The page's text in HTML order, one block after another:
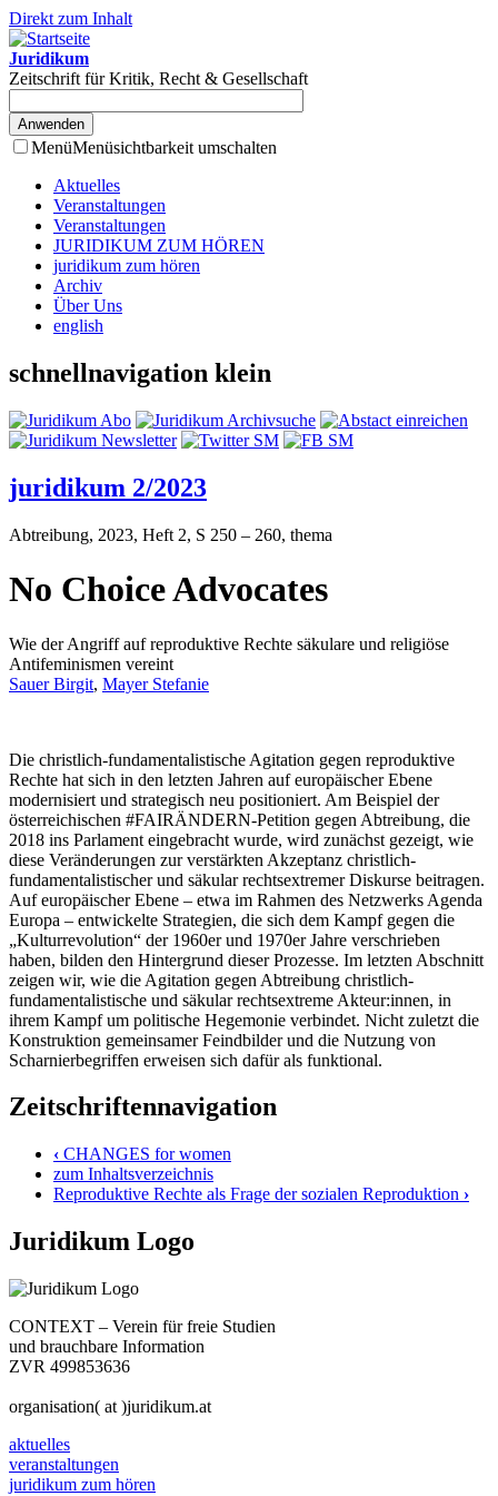
Direkt zum Inhalt
Juridikum
Zeitschrift für Kritik, Recht & Gesellschaft
MenüMenüsichtbarkeit umschalten
Aktuelles
Veranstaltungen
Veranstaltungen
JURIDIKUM ZUM HÖREN
juridikum zum hören
Archiv
Über Uns
english
schnellnavigation klein
juridikum 2/2023
Abtreibung, 2023, Heft 2, S 250 – 260, thema
No Choice Advocates
Wie der Angriff auf reproduktive Rechte säkulare und religiöse
Antifeminismen vereint
Sauer Birgit, Mayer Stefanie
Die christlich-fundamentalistische Agitation gegen reproduktive
Rechte hat sich in den letzten Jahren auf europäischer Ebene
modernisiert und strategisch neu positioniert. Am Beispiel der
österreichischen #FAIRÄNDERN-Petition gegen Abtreibung, die
2018 ins Parlament eingebracht wurde, wird zunächst gezeigt, wie
diese Veränderungen zur verstärkten Akzeptanz christlich-
fundamentalistischer und säkular rechtsextremer Diskurse beitragen.
Auf europäischer Ebene – etwa im Rahmen des Netzwerks Agenda
Europa – entwickelte Strategien, die sich dem Kampf gegen die
„Kulturrevolution“ der 1960er und 1970er Jahre verschrieben
haben, bilden den Hintergrund dieser Prozesse. Im letzten Abschnitt
zeigen wir, wie die Agitation gegen Abtreibung christlich-
fundamentalistische und säkular rechtsextreme Akteur:innen, in
ihrem Kampf um politische Hegemonie verbindet. Nicht zuletzt die
Konstruktion gemeinsamer Feindbilder und die Nutzung von
Scharnierbegriffen erweisen sich dafür als funktional.
Zeitschriftennavigation
‹ CHANGES for women
zum Inhaltsverzeichnis
Reproduktive Rechte als Frage der sozialen Reproduktion ›
Juridikum Logo
CONTEXT – Verein für freie Studien
und brauchbare Information
ZVR 499853636
organisation( at )juridikum.at
aktuelles
veranstaltungen
juridikum zum hören